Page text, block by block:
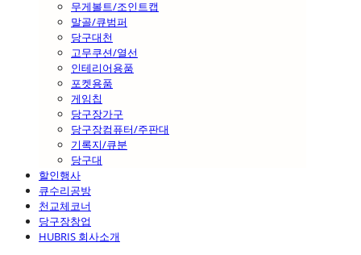
무게볼트/조인트캡
말골/큐범퍼
당구대천
고무쿠션/열선
인테리어용품
포켓용품
게임칩
당구장가구
당구장컴퓨터/주판대
기록지/큐분
당구대
할인행사
큐수리공방
천교체코너
당구장창업
HUBRIS 회사소개